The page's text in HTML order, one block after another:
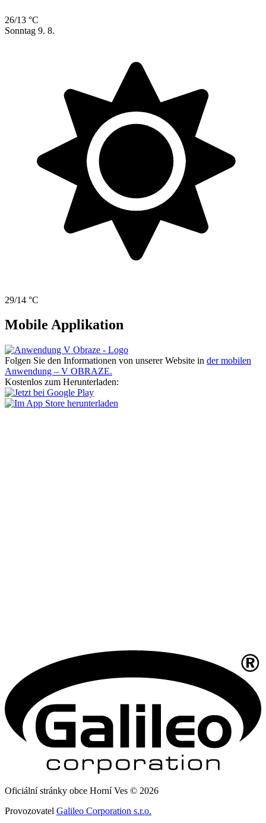
26/13 °C
Sonntag 9. 8.
29/14 °C
Mobile Applikation
Folgen Sie den Informationen von unserer Website in der mobilen
Anwendung – V OBRAZE.
Kostenlos zum Herunterladen:
Oficiální stránky obce Horní Ves © 2026
Provozovatel Galileo Corporation s.r.o.